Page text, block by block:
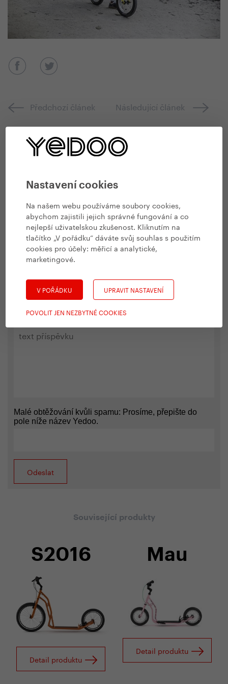
Nastavení cookies
Na našem webu používáme soubory cookies,
abychom zajistili jejich správné fungování a co
nejlepší uživatelskou zkušenost. Kliknutím na
tlačítko „V pořádku“ dáváte svůj souhlas s použitím
cookies pro účely: měřicí a analytické,
marketingové.
V POŘÁDKU UPRAVIT NASTAVENÍ
POVOLIT JEN NEZBYTNÉ COOKIES
Předchozí článek Následující článek
Zpět na přehled článků
Diskuze
Zatím nikdo nepromluvil...
Přidat komentář
Malé obtěžování kvůli spamu: Prosíme, přepište do
pole níže název Yedoo.
Související produkty
S2016
Detail produktu
Mau
Detail produktu